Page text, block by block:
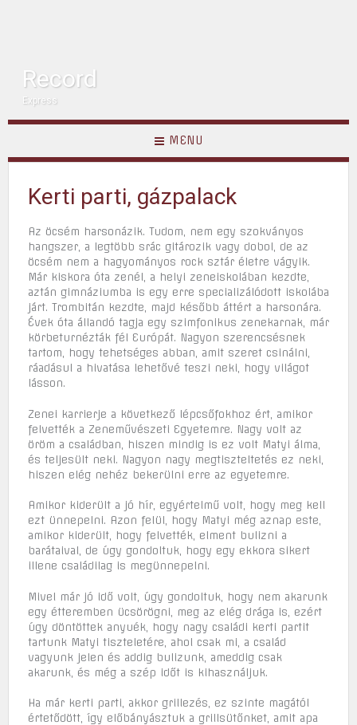
Record
Express
MENU
Kerti parti, gázpalack
Az öcsém harsonázik. Tudom, nem egy szokványos
hangszer, a legtöbb srác gitározik vagy dobol, de az
öcsém nem a hagyományos rock sztár életre vágyik.
Már kiskora óta zenél, a helyi zeneiskolában kezdte,
aztán gimnáziumba is egy erre specializálódott iskolába
járt. Trombitán kezdte, majd később áttért a harsonára.
Évek óta állandó tagja egy szimfonikus zenekarnak, már
körbeturnézták fél Európát. Nagyon szerencsésnek
tartom, hogy tehetséges abban, amit szeret csinálni,
ráadásul a hivatása lehetővé teszi neki, hogy világot
lásson.
Zenei karrierje a következő lépcsőfokhoz ért, amikor
felvették a Zeneművészeti Egyetemre. Nagy volt az
öröm a családban, hiszen mindig is ez volt Matyi álma,
és teljesült neki. Nagyon nagy megtiszteltetés ez neki,
hiszen elég nehéz bekerülni erre az egyetemre.
Amikor kiderült a jó hír, egyértelmű volt, hogy meg kell
ezt ünnepelni. Azon felül, hogy Matyi még aznap este,
amikor kiderült, hogy felvették, elment bulizni a
barátaival, de úgy gondoltuk, hogy egy ekkora sikert
illene családilag is megünnepelni.
Mivel már jó idő volt, úgy gondoltuk, hogy nem akarunk
egy étteremben ücsörögni, meg az elég drága is, ezért
úgy döntöttek anyuék, hogy nagy családi kerti partit
tartunk Matyi tiszteletére, ahol csak mi, a család
vagyunk jelen és addig bulizunk, ameddig csak
akarunk, és még a szép időt is kihasználjuk.
Ha már kerti parti, akkor grillezés, ez szinte magától
értetődött, így előbányásztuk a grillsütőnket, amit apa